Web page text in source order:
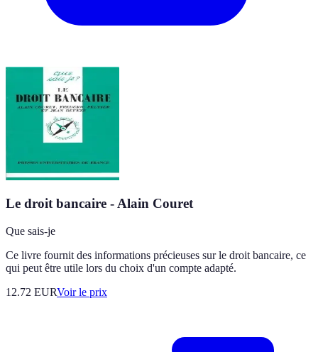
Le droit bancaire - Alain Couret
Que sais-je
Ce livre fournit des informations précieuses sur le droit bancaire, ce
qui peut être utile lors du choix d'un compte adapté.
12.72 EURVoir le prix